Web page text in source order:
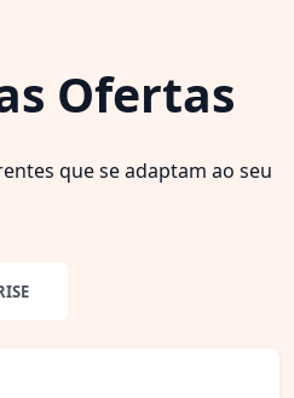
Ofertas
que se adaptam ao seu